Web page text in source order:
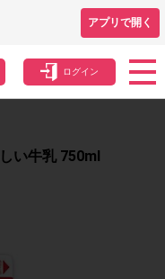
アプリで開く
ログイン
い牛乳 750ml